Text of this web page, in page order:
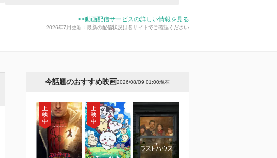
>>動画配信サービスの詳しい情報を見る
2026年7月更新：最新の配信状況は各サイトでご確認ください
今話題のおすすめ映画2026/08/09 01:00現在